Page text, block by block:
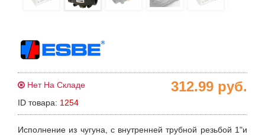
Нет На Складе
ID товара: 1254
312.99 руб.
Исполнение из чугуна, с внутренней трубной резьбой 1"и